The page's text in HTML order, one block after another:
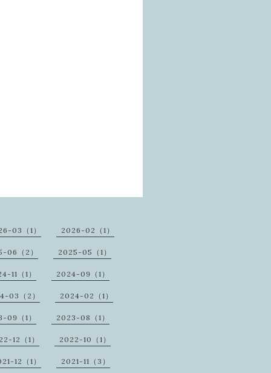
03（1） 2026-02（1）
06（2） 2025-05（1）
11（1） 2024-09（1）
03（2） 2024-02（1）
09（1） 2023-08（1）
12（1） 2022-10（1）
12（1） 2021-11（3）